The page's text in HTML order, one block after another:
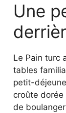
Une
Le Pain turc
tables
petit-
croûte
de